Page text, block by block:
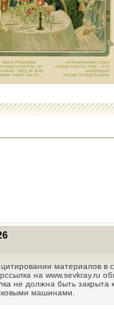
материалов в
на www.sevkray.ru
не должна быть закрыта
машинами.